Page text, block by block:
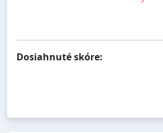
Dosiahnuté skóre: